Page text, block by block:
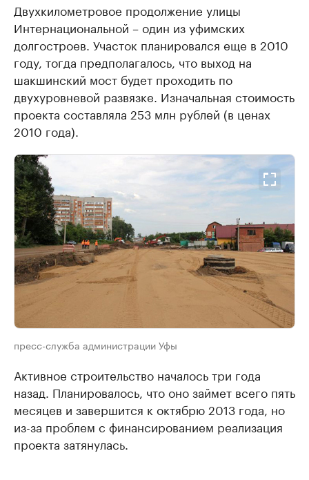
Двухкилометровое продолжение улицы
Интернациональной – один из уфимских
долгостроев. Участок планировался еще в 2010
году, тогда предполагалось, что выход на
шакшинский мост будет проходить по
двухуровневой развязке. Изначальная стоимость
проекта составляла 253 млн рублей (в ценах
2010 года).
пресс-служба администрации Уфы
Активное строительство началось три года
назад. Планировалось, что оно займет всего пять
месяцев и завершится к октябрю 2013 года, но
из-за проблем с финансированием реализация
проекта затянулась.